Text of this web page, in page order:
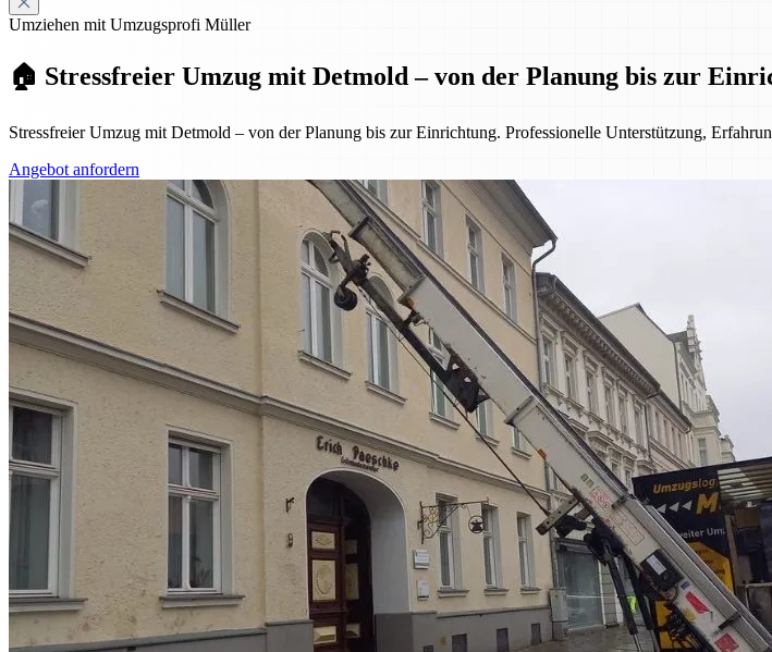
Umziehen mit Umzugsprofi Müller
🏠 Stressfreier Umzug mit Detmold – von der Planung bis zur
Stressfreier Umzug mit Detmold – von der Planung bis zur Einrichtung. Professionelle Unterstützung,
Angebot anfordern